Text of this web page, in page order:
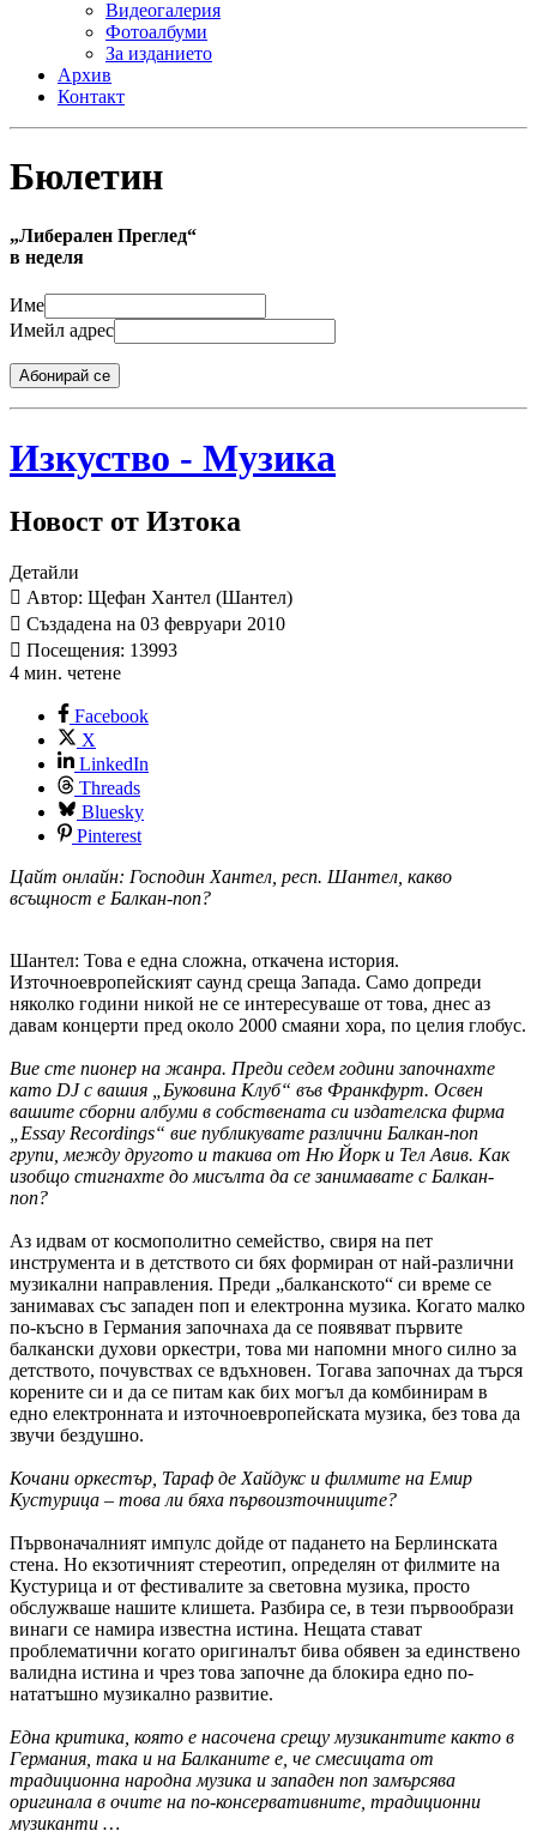
Видеогалерия
Фотоалбуми
За изданието
Архив
Контакт
Бюлетин
„Либерален Преглед“
в неделя
Име
Имейл адрес
Абонирай се
Изкуство - Музика
Новост от Изтока
Детайли
Автор: Щефан Хантел (Шантел)
Създадена на 03 февруари 2010
Посещения: 13993
4 мин. четене
Facebook
X
LinkedIn
Threads
Bluesky
Pinterest
Цайт онлайн: Господин Хантел, респ. Шантел, какво
всъщност е Балкан-поп?
Шантел: Това е една сложна, откачена история.
Източноевропейският саунд среща Запада. Само допреди
няколко години никой не се интересуваше от това, днес аз
давам концерти пред около 2000 смаяни хора, по целия глобус.
Вие сте пионер на жанра. Преди седем години започнахте
като DJс вашия „Буковина Клуб“ във Франкфурт. Освен
вашите сборни албуми в собствената си издателска фирма
Essay Recordings“ вие публикувате различни Балкан-поп
групи, между другото и такива от Ню Йорк и Тел Авив. Как
изобщо стигнахте до мисълта да се занимавате с Балкан-
поп?
Аз идвам от космополитно семейство, свиря на пет
инструмента и в детството си бях формиран от най-различни
музикални направления. Преди „балканското“ си време се
занимавах със западен поп и електронна музика. Когато малко
по-късно в Германия започнаха да се появяват първите
балкански духови оркестри, това ми напомни много силно за
детството, почувствах се вдъхновен. Тогава започнах да търся
корените си и да се питам как бих могъл да комбинирам в
едно електронната и източноевропейската музика, без това да
звучи бездушно.
Кочани оркестър, Тараф де Хайдукс и филмите на Емир
Кустурица – това ли бяха първоизточниците?
Първоначалният импулс дойде от падането на Берлинската
стена. Но екзотичният стереотип, определян от филмите на
Кустурица и от фестивалите за световна музика, просто
обслужваше нашите клишета. Разбира се, в тези първообрази
винаги се намира известна истина. Нещата стават
проблематични когато оригиналът бива обявен за единствено
валидна истина и чрез това започне да блокира едно по-
нататъшно музикално развитие.
Една критика, която е насочена срещу музикантите както в
Германия, така и на Балканите е, че смесицата от
традиционна народна музика и западен поп замърсява
оригинала в очите на по-консервативните, традиционни
музиканти …